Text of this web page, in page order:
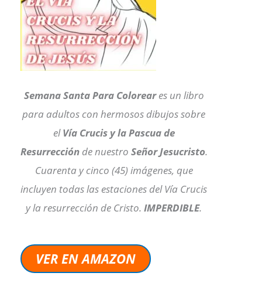
Semana Santa Para Coloreares un libro
para adultos con hermosos dibujos sobre
elVía Crucis y la Pascua de
Resurrecciónde nuestro Señor Jesucristo.
Cuarenta y cinco (45) imágenes, que
incluyen todas las estaciones del Vía Crucis
y la resurrección de Cristo.IMPERDIBLE.
VER EN AMAZON